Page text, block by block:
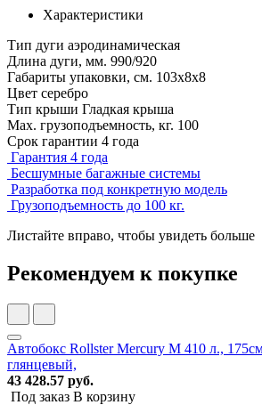
Характеристики
Тип дуги аэродинамическая
Длина дуги, мм. 990/920
Габариты упаковки, см. 103х8х8
Цвет серебро
Тип крыши Гладкая крыша
Мах. грузоподъемность, кг. 100
Срок гарантии 4 года
Гарантия 4 года
Бесшумные багажные системы
Разработка под конкретную модель
Грузоподъемность до 100 кг.
Листайте вправо, чтобы увидеть больше
Рекомендуем к покупке
Автобокс Rollster Mercury M 410 л.,
глянцевый,
43 428.57 руб.
Под заказ В корзину